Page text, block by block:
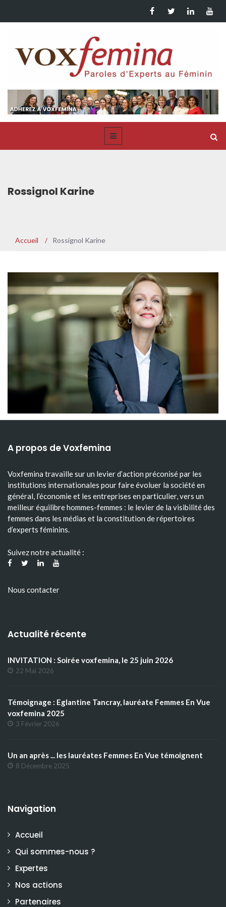
Rossignol Karine
Accueil / Rossignol Karine
A propos de Voxfemina
Voxfemina travaille sur un levier d’action préconisé par les
institutions internationales pour faire évoluer la société en
général, l’économie et les entreprises en particulier, vers un
meilleur équilibre hommes-femmes : le levier de la visibilité des
femmes dans les médias et la constitution de répertoires
d’experts féminins.
Suivez notre actualité :
Nous contacter
Actualité récente
INVITATION : Soirée voxfemina, le 25 juin 2026
22 Mai 2026
Témoignage : Eglantine Tancray, lauréate Femmes En Vue
voxfemina 2025
3 Février 2026
Un an après ... les lauréates Femmes En Vue témoignent
8 Décembre 2025
Navigation
Accueil
Qui sommes-nous ?
Expertes
Nos actions
Partenaires